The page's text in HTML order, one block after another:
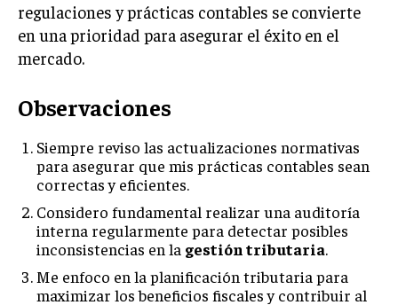
regulaciones y prácticas contables se convierte
en una prioridad para asegurar el éxito en el
mercado.
Observaciones
Siempre reviso las actualizaciones normativas
para asegurar que mis prácticas contables sean
correctas y eficientes.
Considero fundamental realizar una auditoría
interna regularmente para detectar posibles
inconsistencias en la gestión tributaria.
Me enfoco en la planificación tributaria para
maximizar los beneficios fiscales y contribuir al